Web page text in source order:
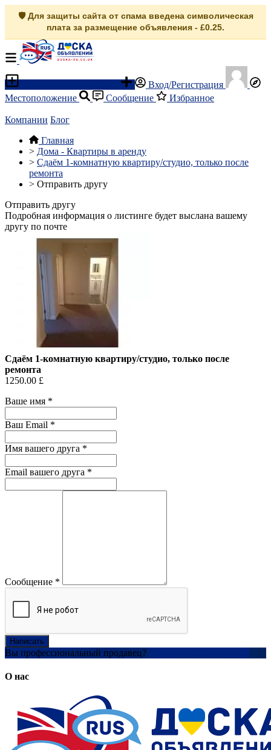
🛡️ Для защиты сайта от спама введена символическая
плата за размещение объявления - £0.25.
Вход/Регистрация
Местоположение
Сообщение Избранное
Компании Блог
Главная
> Дома - Квартиры в аренду
> Сдаём 1-комнатную квартиру/студио, только после
ремонта
> Отправить другу
Отправить другу
Подробная информация о листинге будет выслана вашему
другу по почте
Сдаём 1-комнатную квартиру/студио, только после
ремонта
1250.00 £
Ваше имя *
Ваш Email *
Имя вашего друга *
Email вашего друга *
Сообщение *
Написать
Вы профессиональный продавец?
О нас